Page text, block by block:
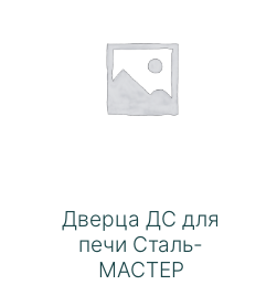
Дверца ДС для
печи Сталь-
МАСТЕР